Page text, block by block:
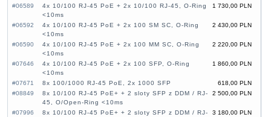
#06589
1 730,00 PLN
4x 10/100 RJ-45 PoE + 2x 10/100 RJ-45, O-Ring
<10ms
#06592
2 430,00 PLN
4x 10/100 RJ-45 PoE + 2x 100 SM SC, O-Ring
<10ms
#06590
2 220,00 PLN
4x 10/100 RJ-45 PoE + 2x 100 MM SC, O-Ring
<10ms
#07646
1 860,00 PLN
4x 10/100 RJ-45 PoE + 2x 100 SFP, O-Ring
<10ms
#07671
618,00 PLN
8x 100/1000 RJ-45 PoE, 2x 1000 SFP
#08849
2 500,00 PLN
8x 10/100 RJ-45 PoE+ + 2 sloty SFP z DDM / RJ-
45, O/Open-Ring <10ms
#07996
3 180,00 PLN
8x 10/100 RJ-45 PoE+ + 2 sloty SFP z DDM / RJ-